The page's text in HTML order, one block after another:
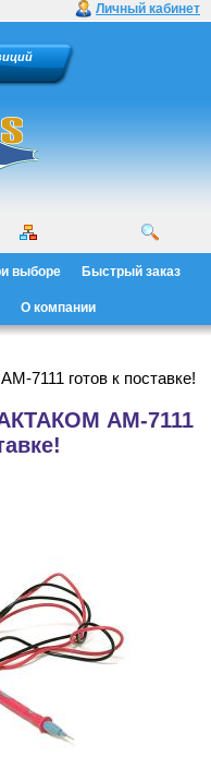
Личный кабинет
выборе Быстрый заказ
О компании
7111 готов к поставке!
АМ-7111